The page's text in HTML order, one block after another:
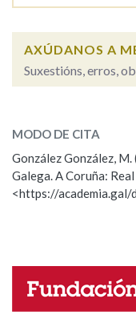
OUTRAS
Pertence a
AXÚDANOS A
Suxestións, erros,
ESCOLLE UNHA
Observación
Propoño
Nome
MODO DE CITA
González González,
Galega. A Coruña:
<https://